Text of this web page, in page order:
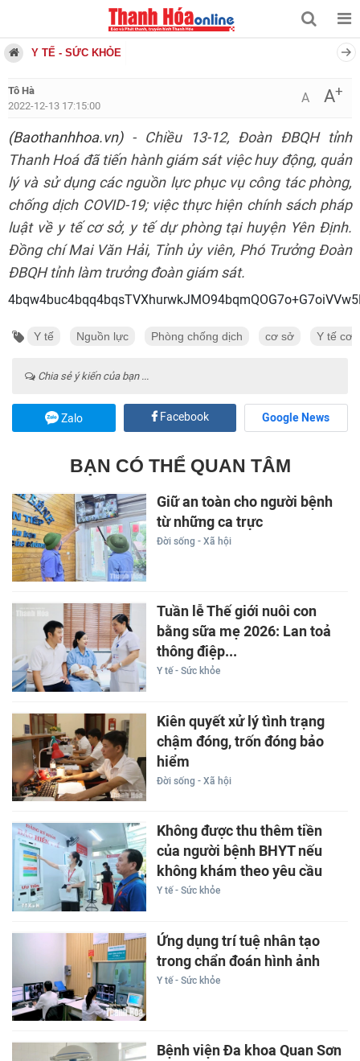
Y TẾ - SỨC KHỎE
Tô Hà
2022-12-13 17:15:00
A A+
(Baothanhhoa.vn)- Chiều 13-12, Đoàn ĐBQH tỉnh
Thanh Hoá đã tiến hành giám sát việc huy động, quản
lý và sử dụng các nguồn lực phục vụ công tác phòng,
chống dịch COVID-19; việc thực hiện chính sách pháp
luật về y tế cơ sở, y tế dự phòng tại huyện Yên Định.
Đồng chí Mai Văn Hải, Tỉnh ủy viên, Phó Trưởng Đoàn
ĐBQH tỉnh làm trưởng đoàn giám sát.
Y tế Nguồn lực Phòng chống dịch cơ sở Y tế cơ
Chia sẻ ý kiến của bạn ...
Zalo Facebook Google News
BẠN CÓ THỂ QUAN TÂM
Giữ an toàn cho người bệnh
từ những ca trực
Đời sống - Xã hội
Tuần lễ Thế giới nuôi con
bằng sữa mẹ 2026: Lan toả
thông điệp...
Y tế - Sức khỏe
Kiên quyết xử lý tình trạng
chậm đóng, trốn đóng bảo
hiểm
Đời sống - Xã hội
Không được thu thêm tiền
của người bệnh BHYT nếu
không khám theo yêu cầu
Y tế - Sức khỏe
Ứng dụng trí tuệ nhân tạo
trong chẩn đoán hình ảnh
Y tế - Sức khỏe
Bệnh viện Đa khoa Quan Sơn